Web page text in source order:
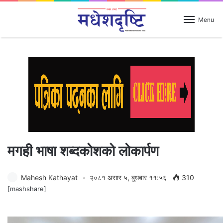
Menu
मगही भाषा शब्दकोशको लोकार्पण
Mahesh Kathayat २०८१ असार ५, बुधबार ११:५६ 310
[mashshare]